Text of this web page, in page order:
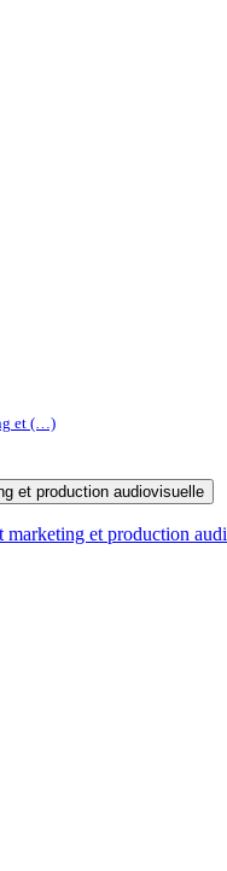
et (…)
et production audiovisuelle
marketing et production